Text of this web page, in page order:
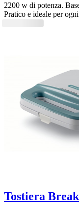
2200 w di potenza.
Pratico e ideale per
Tostiera